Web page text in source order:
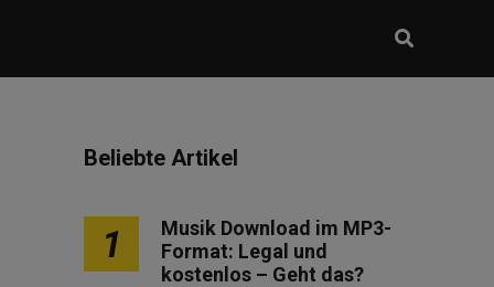
Beliebte Artikel
1
Musik Download im MP3-
Format: Legal und
kostenlos – Geht das?